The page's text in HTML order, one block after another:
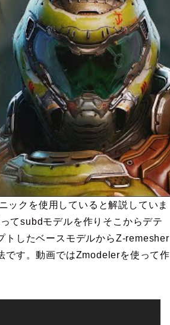
ックを使用していると解説していま
てsubdモデルを作りそこからデテ
トしたベースモデルからZ-remesher
です。動画ではZmodelerを使って作